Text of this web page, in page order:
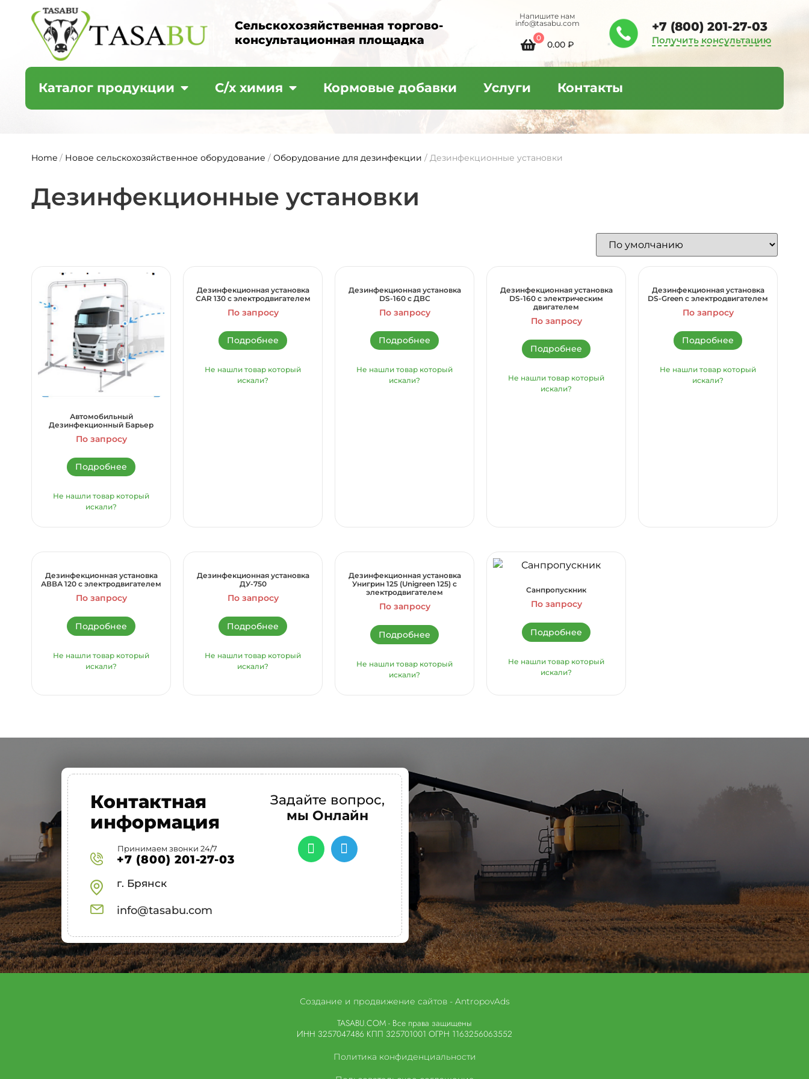
Сельскохозяйственная торгово-
консультационная площадка
Напишите нам
info@tasabu.com
0
0.00 ₽
+7 (800) 201-27-03
Получить консультацию
Каталог продукции С/х химия Кормовые добавки Услуги Контакты
Home / Новое сельскохозяйственное оборудование / Оборудование для дезинфекции / Дезинфекционные установки
Дезинфекционные установки
Автомобильный
Дезинфекционный Барьер
По запросу
Подробнее
Не нашли товар который
искали?
Дезинфекционная установка
CAR 130 c электродвигателем
По запросу
Подробнее
Не нашли товар который
искали?
Дезинфекционная установка
DS-160 с ДВС
По запросу
Подробнее
Не нашли товар который
искали?
Дезинфекционная установка
DS-160 с электрическим
двигателем
По запросу
Подробнее
Не нашли товар который
искали?
Дезинфекционная установка
DS-Green с электродвигателем
По запросу
Подробнее
Не нашли товар который
искали?
Дезинфекционная установка
АВВА 120 c электродвигателем
По запросу
Подробнее
Не нашли товар который
искали?
Дезинфекционная установка
ДУ-750
По запросу
Подробнее
Не нашли товар который
искали?
Дезинфекционная установка
Унигрин 125 (Unigreen 125) c
электродвигателем
По запросу
Подробнее
Не нашли товар который
искали?
Санпропускник
По запросу
Подробнее
Не нашли товар который
искали?
Контактная
информация
Принимаем звонки 24/7
+7 (800) 201-27-03
г. Брянск
info@tasabu.com
Задайте вопрос,
мы Онлайн
Создание и продвижение сайтов - AntropovAds
TASABU.COM - Все права защищены
ИНН 3257047486 КПП 325701001 ОГРН 1163256063552
Политика конфиденциальности